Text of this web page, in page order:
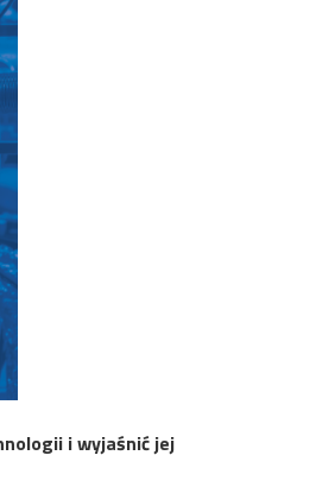
i wyjaśnić jej